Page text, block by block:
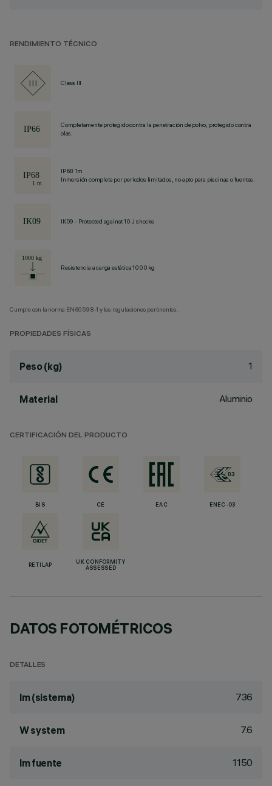
RENDIMIENTO TÉCNICO
Class III
Completamente protegido contra la penetración de polvo, protegido contra
olas.
IP68 1m
Inmersión completa por períodos limitados, no apto para piscinas o fuentes.
IK09 - Protected against 10 J shocks
Resistencia a carga estática 1000 kg
Cumple con la norma EN60598-1 y las regulaciones pertinentes.
PROPIEDADES FÍSICAS
Peso (kg) 1
Material Aluminio
CERTIFICACIÓN DEL PRODUCTO
BIS CE EAC ENEC-03
RETILAP
UK CONFORMITY
ASSESSED
DATOS FOTOMÉTRICOS
DETALLES
lm (sistema) 736
W system 7.6
lm fuente 1150